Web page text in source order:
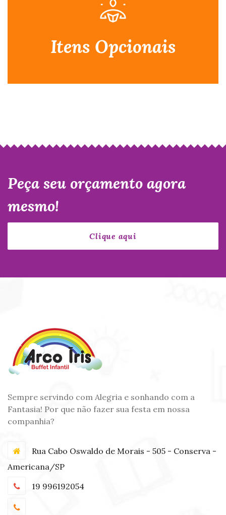
Itens Opcionais
Peça seu orçamento agora
mesmo!
Sempre servindo com Alegria e sonhando com a
Fantasia! Por que não fazer sua festa em nossa
companhia?
Rua Cabo Oswaldo de Morais - 505 - Conserva -
Americana/SP
19 996192054